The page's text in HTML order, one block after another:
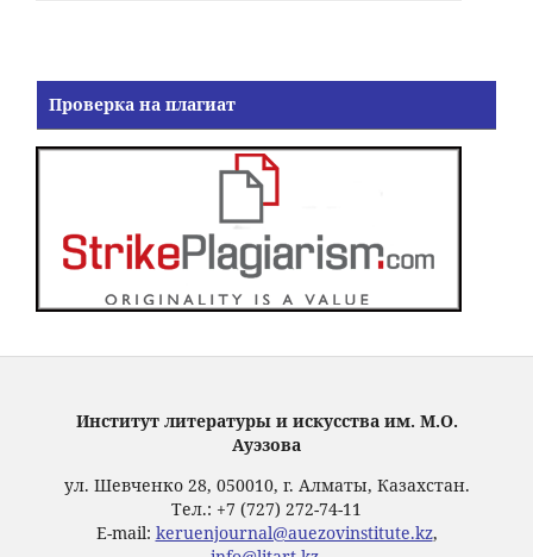
Проверка на плагиат
Институт литературы и искусства им. М.О.
Ауэзова
ул. Шевченко 28, 050010, г. Алматы, Казахстан.
Тел.: +7 (727) 272-74-11
E-mail: keruenjournal@auezovinstitute.kz,